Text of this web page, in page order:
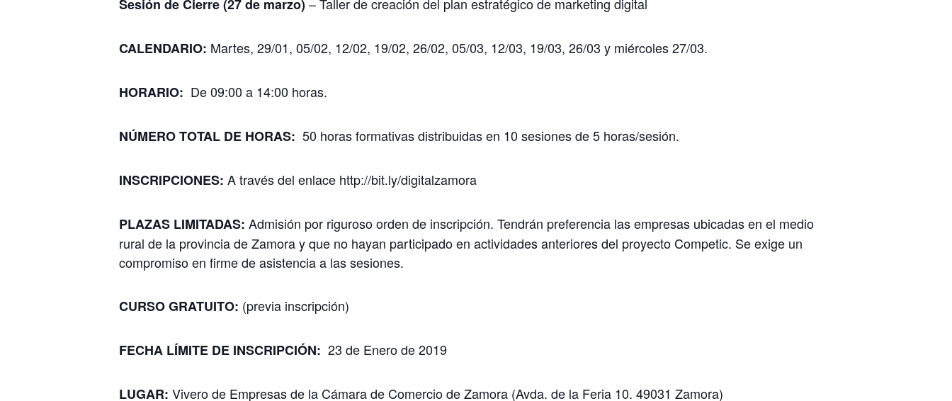
Sesión de Cierre (27 de marzo)
CALENDARIO: Martes, 29/01, 05/02, 12/02, 19/02, 26/02, 05/03, 12/03, 19/03, 26/03 y miércoles 27/03.
HORARIO: De 09:00 a 14:00 horas.
NÚMERO TOTAL DE HORAS: 50 horas formativas distribuidas en 10 sesiones de 5 horas/sesión.
INSCRIPCIONES: A través del enlace http://bit.ly/digitalzamora
PLAZAS LIMITADAS: Admisión por riguroso orden de inscripción. Tendrán preferencia las empresas ubicadas en el medio
rural de la provincia de Zamora y que no hayan participado en actividades anteriores del proyecto Competic. Se exige un
compromiso en firme de asistencia a las sesiones.
CURSOGRATUITO: (previa inscripción)
FECHA LÍMITE DE INSCRIPCIÓN: 23 de Enero de 2019
LUGAR: Vivero de Empresas de la Cámara de Comercio de Zamora (Avda. de la Feria 10. 49031 Zamora)